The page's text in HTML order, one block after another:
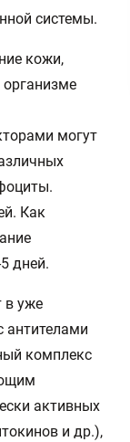
системы.
кожи,
организме
могут
Как
дней.
в уже
антителами
комплекс
активных
и др.),